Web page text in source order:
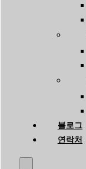
블로그
연락처